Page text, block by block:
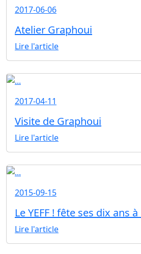
2017-06-06
Atelier Graphoui
Lire l'article
2017-04-11
Visite de Graphoui
Lire l'article
2015-09-15
Le YEFF ! fête ses dix ans
Lire l'article